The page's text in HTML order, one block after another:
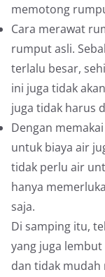
memotong
Cara merawat
rumput asli.
terlalu besar,
ini juga tidak
juga tidak harus
Dengan
untuk biaya air
tidak perlu air
hanya
saja.
Di samping itu,
yang juga
dan tidak mudah